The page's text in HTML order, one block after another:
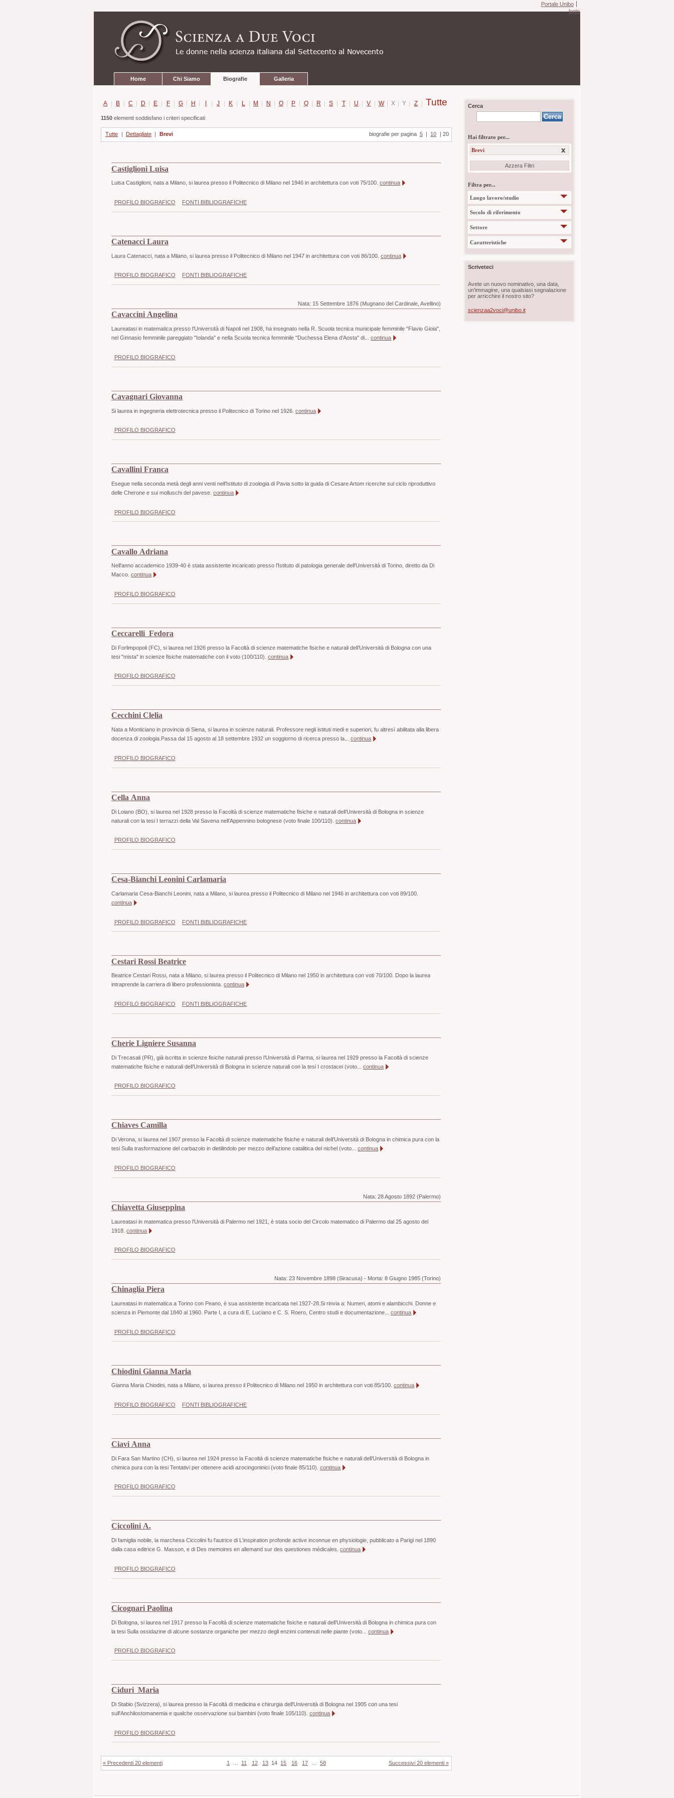
contenuti.
navigazione
Portale Unibo
login
Home Chi Siamo Biografie Galleria
A | B | C | D | E | F | G | H | I | J | K | L | M | N | O | P | Q | R | S | T | U | V | W | X | Y | Z | Tutte
1150elementi soddisfano i criteri specificati
Tutte Dettagliate Brevi biografie per pagina 5 10 20
Castiglioni Luisa
Luisa Castiglioni, nata a Milano, si laurea presso il Politecnico di Milano nel 1946 in architettura con voti 75/100.continua
PROFILO BIOGRAFICO FONTI BIBLIOGRAFICHE
Catenacci Laura
Laura Catenacci, nata a Milano, si laurea presso il Politecnico di Milano nel 1947 in architettura con voti 86/100.continua
PROFILO BIOGRAFICO FONTI BIBLIOGRAFICHE
Nata: 15 Settembre 1876 (Mugnano del Cardinale, Avellino)
Cavaccini Angelina
Laureatasi in matematica presso l'Università di Napoli nel 1908, ha insegnato nella R. Scuola tecnica municipale femminile "Flavio Gioia",
nel Ginnasio femminile pareggiato "Iolanda" e nella Scuola tecnica femminile "Duchessa Elena d'Aosta" di...continua
PROFILO BIOGRAFICO
Cavagnari Giovanna
Si laurea in ingegneria elettrotecnica presso il Politecnico di Torino nel 1926.continua
PROFILO BIOGRAFICO
Cavallini Franca
Esegue nella seconda metà degli anni venti nell'Istituto di zoologia di Pavia sotto la guida di Cesare Artom ricerche sul ciclo riproduttivo
delle Cherone e sui molluschi del pavese.continua
PROFILO BIOGRAFICO
Cavallo Adriana
Nell'anno accademico 1939-40 è stata assistente incaricato presso l'Istituto di patologia generale dell'Università di Torino, diretto da Di
Macco.continua
PROFILO BIOGRAFICO
Ceccarelli Fedora
Di Forlimpopoli (FC), si laurea nel 1926 presso la Facoltà di scienze matematiche fisiche e naturali dell’Università di Bologna con una
tesi "mista" in scienze fisiche matematiche con il voto (100/110).continua
PROFILO BIOGRAFICO
Cecchini Clelia
Nata a Monticiano in provincia di Siena, si laurea in scienze naturali. Professore negli istituti medi e superiori, fu altresì abilitata alla libera
docenza di zoologia.Passa dal 15 agosto al 18 settembre 1932 un soggiorno di ricerca presso la...continua
PROFILO BIOGRAFICO
Cella Anna
Di Loiano (BO), si laurea nel 1928 presso la Facoltà di scienze matematiche fisiche e naturali dell’Università di Bologna in scienze
naturali con la tesi I terrazzi della Val Savena nell’Appennino bolognese (voto finale 100/110).continua
PROFILO BIOGRAFICO
Cesa-Bianchi Leonini Carlamaria
Carlamaria Cesa-Bianchi Leonini, nata a Milano, si laurea presso il Politecnico di Milano nel 1946 in architettura con voti 89/100.
continua
PROFILO BIOGRAFICO FONTI BIBLIOGRAFICHE
Cestari Rossi Beatrice
Beatrice Cestari Rossi, nata a Milano, si laurea presso il Politecnico di Milano nel 1950 in architettura con voti 70/100. Dopo la laurea
intraprende la carriera di libero professionista.continua
PROFILO BIOGRAFICO FONTI BIBLIOGRAFICHE
Cherie Ligniere Susanna
Di Trecasali (PR), già iscritta in scienze fisiche naturali presso l’Università di Parma, si laurea nel 1929 presso la Facoltà di scienze
matematiche fisiche e naturali dell’Università di Bologna in scienze naturali con la tesi I crostacei (voto...continua
PROFILO BIOGRAFICO
Chiaves Camilla
Di Verona, si laurea nel 1907 presso la Facoltà di scienze matematiche fisiche e naturali dell’Università di Bologna in chimica pura con la
tesi Sulla trasformazione del carbazolo in dietilindolo per mezzo dell’azione catalitica del nichel (voto...continua
PROFILO BIOGRAFICO
Nata:28 Agosto 1892 (Palermo)
Chiavetta Giuseppina
Laureatasi in matematica presso l'Università di Palermo nel 1921, è stata socio del Circolo matematico di Palermo dal 25 agosto del
1918.continua
PROFILO BIOGRAFICO
Nata:23 Novembre 1898 (Siracusa) - Morta:8 Giugno 1985 (Torino)
Chinaglia Piera
Laureatasi in matematica a Torino con Peano, è sua assistente incaricata nel 1927-28.Si rinvia a: Numeri, atomi e alambicchi. Donne e
scienza in Piemonte dal 1840 al 1960. Parte I, a cura di E. Luciano e C. S. Roero, Centro studi e documentazione...continua
PROFILO BIOGRAFICO
Chiodini Gianna Maria
Gianna Maria Chiodini, nata a Milano, si laurea presso il Politecnico di Milano nel 1950 in architettura con voti 85/100.continua
PROFILO BIOGRAFICO FONTI BIBLIOGRAFICHE
Ciavi Anna
Di Fara San Martino (CH), si laurea nel 1924 presso la Facoltà di scienze matematiche fisiche e naturali dell’Università di Bologna in
chimica pura con la tesi Tentativi per ottenere acidi azocingoninici (voto finale 85/110).continua
PROFILO BIOGRAFICO
Ciccolini A.
Di famiglia nobile, la marchesa Ciccolini fu l'autrice di L'inspiration profonde active inconnue en physiologie, pubblicato a Parigi nel 1890
dalla casa editrice G. Masson, e di Des memoires en allemand sur des questiones médicales.continua
PROFILO BIOGRAFICO
Cicognari Paolina
Di Bologna, si laurea nel 1917 presso la Facoltà di scienze matematiche fisiche e naturali dell’Università di Bologna in chimica pura con
la tesi Sulla ossidazine di alcune sostanze organiche per mezzo degli enzimi contenuti nelle piante (voto...continua
PROFILO BIOGRAFICO
Ciduri Maria
Di Stabio (Svizzera), si laurea presso la Facoltà di medicina e chirurgia dell'Università di Bologna nel 1905 con una tesi
sull'Anchilostomanemia e qualche osservazione sui bambini (voto finale 105/110).continua
PROFILO BIOGRAFICO
« Precedenti 20 elementi Successivi 20 elementi »
1 11 12 13 14 15 16 17 58
Cerca
Hai filtrato per...
Brevi
Azzera Filtri
Filtra per...
Luogo lavoro/studio
Secolo di riferimento
Settore
Caratteristiche
Scriveteci
Avete un nuovo nominativo, una data,
un'immagine, una qualsiasi segnalazione
per arricchire il nostro sito?
scienzaa2voci@unibo.it